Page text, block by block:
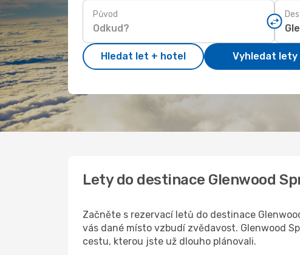
Původ
Hledat let + hotel Vyhledat lety
Lety do destinace Glenwood
Začněte s rezervací letů do destinace
vás dané místo vzbudí zvědavost. Glenwood
cestu, kterou jste už dlouho plánovali.